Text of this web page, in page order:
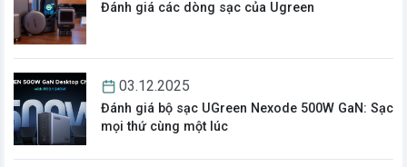
Đánh giá các dòng sạc của Ugreen
03.12.2025
Đánh giá bộ sạc UGreen Nexode 500W GaN: Sạc
mọi thứ cùng một lúc